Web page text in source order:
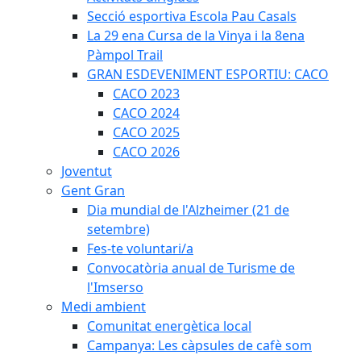
Secció esportiva Escola Pau Casals
La 29 ena Cursa de la Vinya i la 8ena
Pàmpol Trail
GRAN ESDEVENIMENT ESPORTIU: CACO
CACO 2023
CACO 2024
CACO 2025
CACO 2026
Joventut
Gent Gran
Dia mundial de l'Alzheimer (21 de
setembre)
Fes-te voluntari/a
Convocatòria anual de Turisme de
l'Imserso
Medi ambient
Comunitat energètica local
Campanya: Les càpsules de cafè som